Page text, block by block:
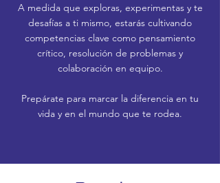
A medida que exploras, experimentas y te
desafías a ti mismo, estarás cultivando
competencias clave como pensamiento
crítico, resolución de problemas y
colaboración en equipo.
Prepárate para marcar la diferencia en tu
vida y en el mundo que te rodea.